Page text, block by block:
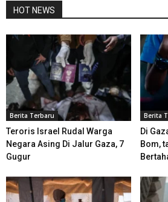
HOT NEWS
Berita Terbaru
Teroris Israel Rudal Warga
Negara Asing Di Jalur Gaza, 7
Gugur
Berita
Di
Bom,